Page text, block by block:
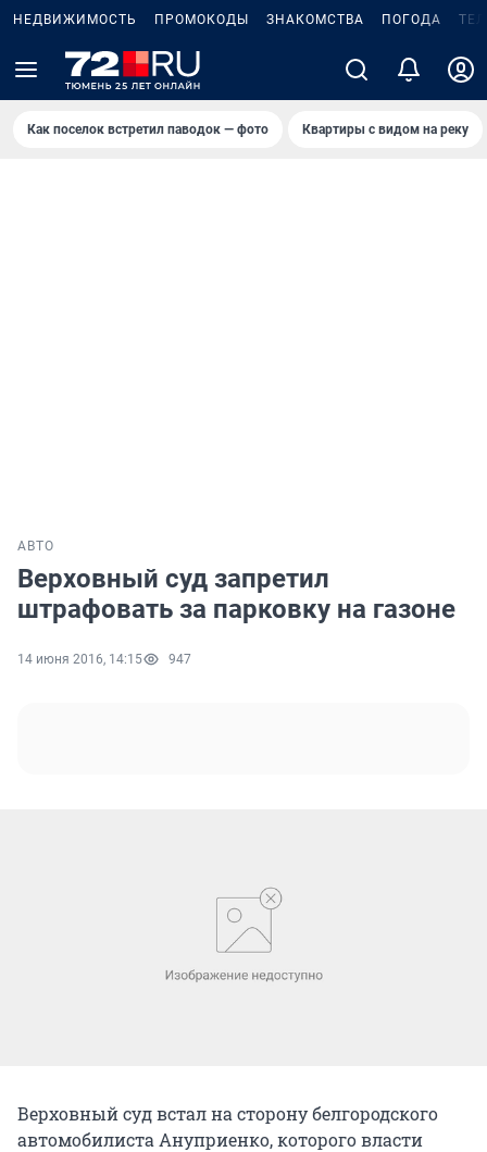
НЕДВИЖИМОСТЬ ПРОМОКОДЫ ЗНАКОМСТВА ПОГОДА
Как поселок встретил паводок — фото Квартиры с видом на реку
АВТО
Верховный суд запретил
штрафовать за парковку на газоне
14 июня 2016, 14:15 947
Верховный суд встал на сторону белгородского
автомобилиста Ануприенко, которого власти